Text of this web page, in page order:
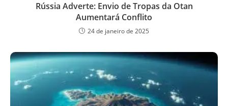
Rússia Adverte: Envio de Tropas da Otan
Aumentará Conflito
24 de janeiro de 2025